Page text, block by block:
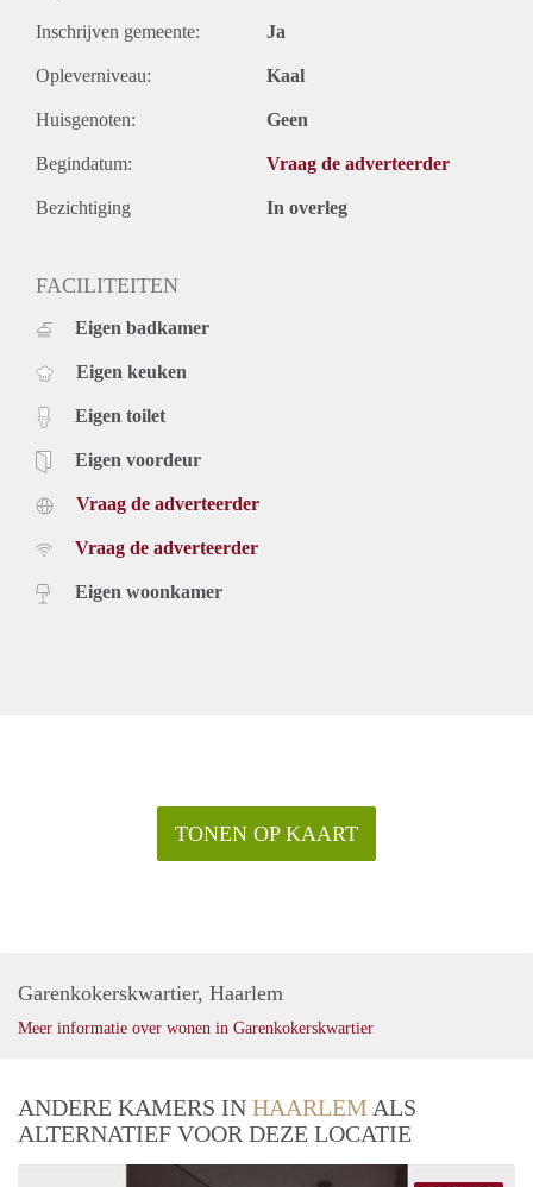
Inschrijven gemeente: Ja
Opleverniveau: Kaal
Huisgenoten: Geen
Begindatum: Vraag de adverteerder
Bezichtiging In overleg
FACILITEITEN
Eigen badkamer
Eigen keuken
Eigen toilet
Eigen voordeur
Vraag de adverteerder
Vraag de adverteerder
Eigen woonkamer
TONEN OP KAART
Garenkokerskwartier, Haarlem
Meer informatie over wonen in Garenkokerskwartier
ANDERE KAMERS IN HAARLEM ALS
ALTERNATIEF VOOR DEZE LOCATIE